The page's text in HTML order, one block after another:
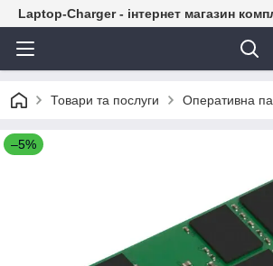
Laptop-Charger - інтернет магазин
Товари та послуги Оперативна
–5%